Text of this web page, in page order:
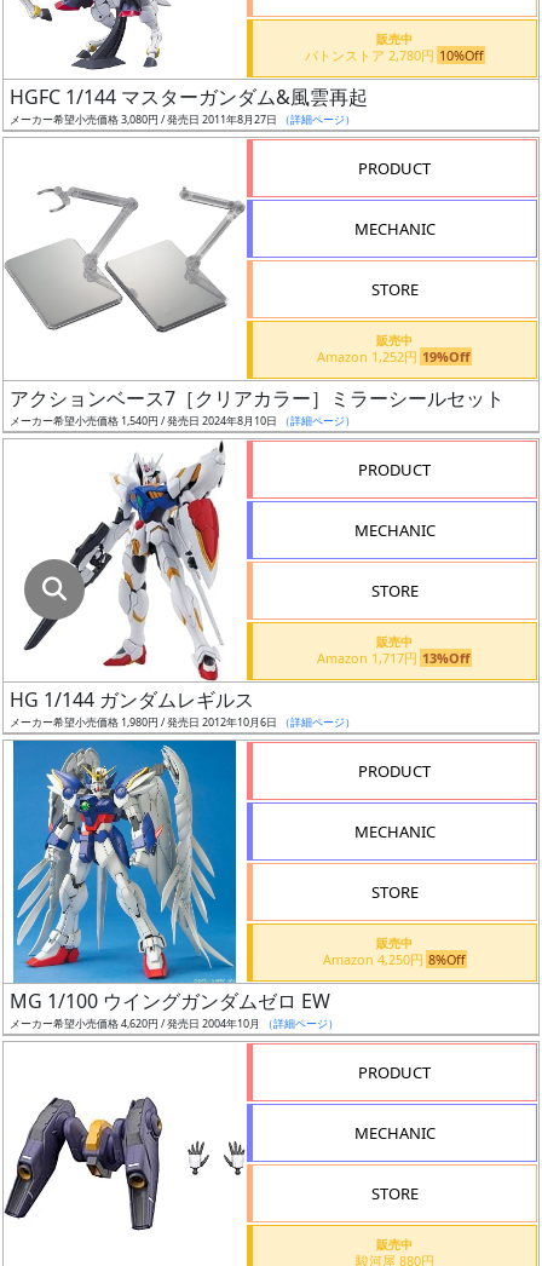
た
店
最
安
ク
ス
ア
ス
ト
レ
ー
タ
ー
付
属
品
販売中
バトンストア 2,780円 10%Off
HGFC 1/144 マスターガンダム&風雲再起
メーカー希望小売価格 3,080円 / 発売日 2011年8月27日 （詳細ページ）
PRODUCT
MECHANIC
STORE
販売中
Amazon 1,252円 19%Off
アクションベース7［クリアカラー］ミラーシールセット
メーカー希望小売価格 1,540円 / 発売日 2024年8月10日 （詳細ページ）
PRODUCT
MECHANIC
STORE
販売中
Amazon 1,717円 13%Off
HG 1/144 ガンダムレギルス
メーカー希望小売価格 1,980円 / 発売日 2012年10月6日 （詳細ページ）
PRODUCT
MECHANIC
STORE
販売中
Amazon 4,250円 8%Off
MG 1/100 ウイングガンダムゼロ EW
メーカー希望小売価格 4,620円 / 発売日 2004年10月 （詳細ページ）
PRODUCT
MECHANIC
STORE
販売中
駿河屋 880円